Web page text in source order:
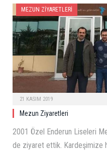
MEZUN ZIYARETLERI
21 KASIM 2019
Mezun Ziyaretleri
2001 Özel Enderun Liseleri
de ziyaret ettik. Kardeşimize